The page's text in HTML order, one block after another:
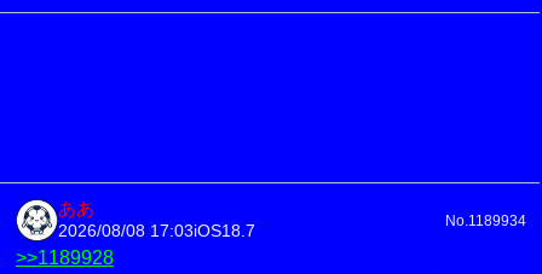
ああ
2026/08/08 17:03iOS18.7
No.1189934
>>1189928